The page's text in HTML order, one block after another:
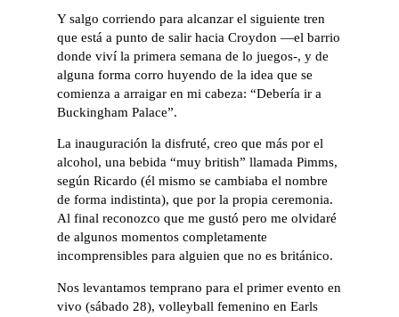
Y salgo corriendo para alcanzar el siguiente tren
que está a punto de salir hacia Croydon ―el barrio
donde viví la primera semana de lo juegos-, y de
alguna forma corro huyendo de la idea que se
comienza a arraigar en mi cabeza: “Debería ir a
Buckingham Palace”.
La inauguración la disfruté, creo que más por el
alcohol, una bebida “muy british” llamada Pimms,
según Ricardo (él mismo se cambiaba el nombre
de forma indistinta), que por la propia ceremonia.
Al final reconozco que me gustó pero me olvidaré
de algunos momentos completamente
incomprensibles para alguien que no es británico.
Nos levantamos temprano para el primer evento en
vivo (sábado 28), volleyball femenino en Earls